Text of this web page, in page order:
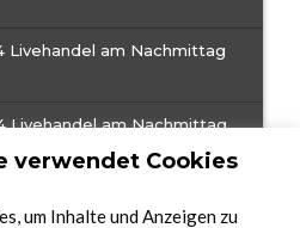
Livehandel am Nachmittag
Livehandel am Nachmittag
verwendet Cookies
um Inhalte und Anzeigen zu